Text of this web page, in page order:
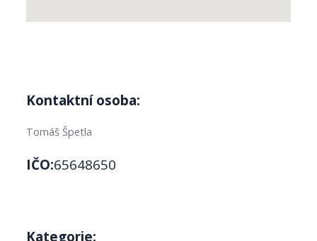
Kontaktní osoba:
Tomáš Špetla
IČO:65648650
Kategorie: